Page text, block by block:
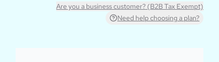
Are you a business customer? (B2B Tax Exempt)
Need help choosing a plan?